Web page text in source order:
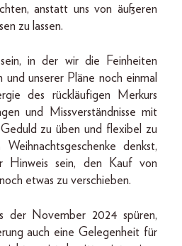
anstatt uns von äußeren
zu lassen.
in der wir die Feinheiten
und unserer Pläne noch einmal
des rückläufigen Merkurs
und Missverständnisse mit
zu üben und flexibel zu
denkst,
Hinweis sein, den Kauf von
etwas zu verschieben.
der November 2024 spüren,
auch eine Gelegenheit für